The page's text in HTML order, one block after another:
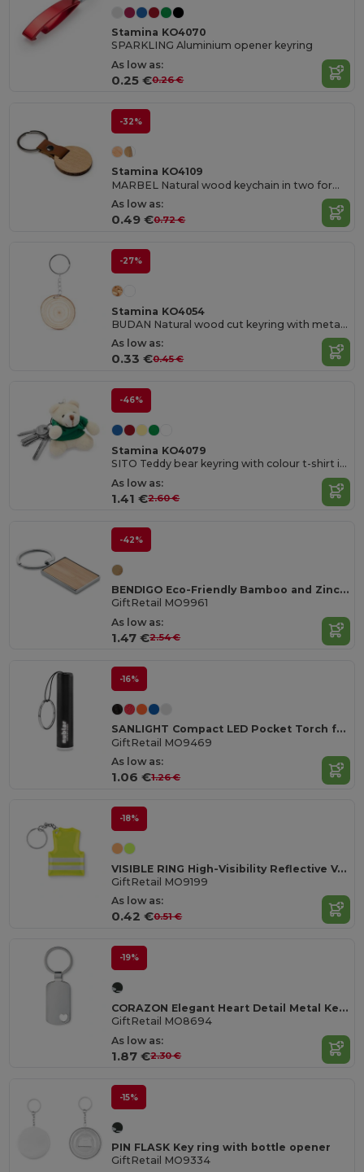
Stamina KO4070
SPARKLING Aluminium opener keyring
As low as:
0.25 €0.26 €
-32%
Stamina KO4109
MARBEL Natural wood keychain in two formats
As low as:
0.49 €0.72 €
-27%
Stamina KO4054
BUDAN Natural wood cut keyring with metal ring
As low as:
0.33 €0.45 €
-46%
Stamina KO4079
SITO Teddy bear keyring with colour t-shirt in soft polyester
As low as:
1.41 €2.60 €
-42%
BENDIGO Eco-Friendly Bamboo and Zinc Alloy Key Ring
GiftRetail MO9961
As low as:
1.47 €2.54 €
-16%
SANLIGHT Compact LED Pocket Torch for Emergencies and Outdoors
GiftRetail MO9469
As low as:
1.06 €1.26 €
-18%
VISIBLE RING High-Visibility Reflective Vest Keychain Accessory
GiftRetail MO9199
As low as:
0.42 €0.51 €
-19%
CORAZON Elegant Heart Detail Metal Key Ring Gift Box
GiftRetail MO8694
As low as:
1.87 €2.30 €
-15%
PIN FLASK Key ring with bottle opener
GiftRetail MO9334